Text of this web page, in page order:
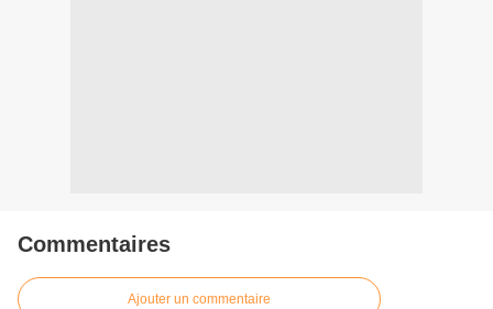
Commentaires
Ajouter un commentaire